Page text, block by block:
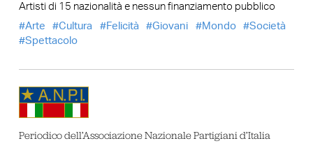
Artisti di 15 nazionalità e nessun finanziamento pubblico
Arte
Cultura Felicità Giovani Mondo
Società
Spettacolo
Periodico dell’Associazione Nazionale Partigiani d’Italia